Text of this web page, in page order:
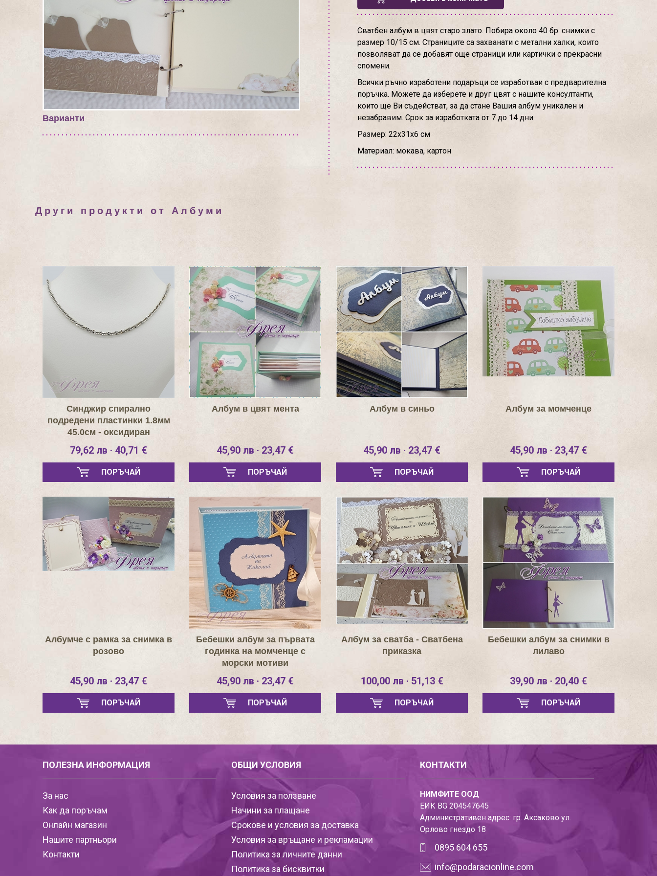
Варианти
Сватбен албум в цвят старо злато. Побира около 40 бр. снимки с
размер 10/15 см. Страниците са захванати с метални халки, които
позволяват да се добавят още страници или картички с прекрасни
спомени.
Всички ръчно изработени подаръци се изработваи с предварителна
поръчка. Можете да изберете и друг цвят с нашите консултанти,
които ще Ви съдействат, за да стане Вашия албум уникален и
незабравим. Срок за изработката от 7 до 14 дни.
Размер: 22х31х6 см
Материал: мокава, картон
Други продукти от Албуми
Синджир спирално
подредени пластинки 1.8мм
45.0см - оксидиран
79,62 лв · 40,71 €
ПОРЪЧАЙ
Албум в цвят мента
45,90 лв · 23,47 €
ПОРЪЧАЙ
Албум в синьо
45,90 лв · 23,47 €
ПОРЪЧАЙ
Албум за момченце
45,90 лв · 23,47 €
ПОРЪЧАЙ
Албумче с рамка за снимка в
розово
45,90 лв · 23,47 €
ПОРЪЧАЙ
Бебешки албум за първата
годинка на момченце с
морски мотиви
45,90 лв · 23,47 €
ПОРЪЧАЙ
Албум за сватба - Сватбена
приказка
100,00 лв · 51,13 €
ПОРЪЧАЙ
Бебешки албум за снимки в
лилаво
39,90 лв · 20,40 €
ПОРЪЧАЙ
ПОЛЕЗНА ИНФОРМАЦИЯ
За нас
Как да поръчам
Онлайн магазин
Нашите партньори
Контакти
ОБЩИ УСЛОВИЯ
Условия за ползване
Начини за плащане
Срокове и условия за доставка
Условия за връщане и рекламации
Политика за личните данни
Политика за бисквитки
КОНТАКТИ
НИМФИТЕ ООД
ЕИК BG 204547645
Административен адрес: гр. Аксаково ул.
Орлово гнездо 18
0895 604 655
info@podaracionline.com